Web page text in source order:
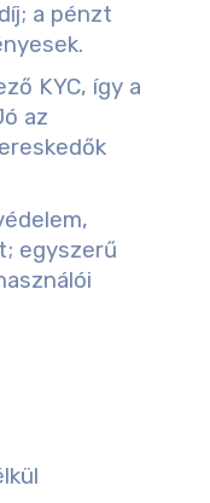
a pénzt
KYC, így a
az
egyszerű